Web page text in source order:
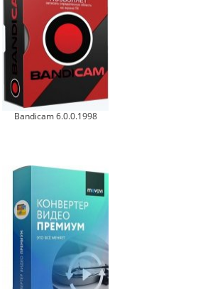
Bandicam 6.0.0.1998